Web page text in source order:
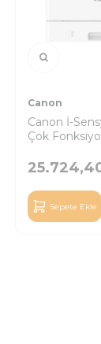
Canon
Canon İ-
Çok
Sepete Ekle